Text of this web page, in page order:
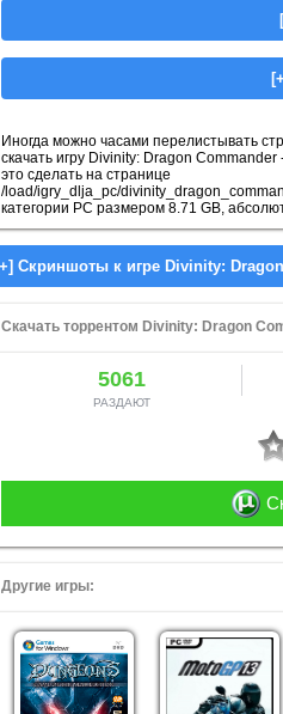
Иногда можно часами перелистывать
скачать игру Divinity: Dragon
это сделать на странице
/load/igry_dlja_pc/
категории PC размером 8.71 GB,
Скачать торрентом Divinity: Dragon
5061
РАЗДАЮТ
Другие игры: